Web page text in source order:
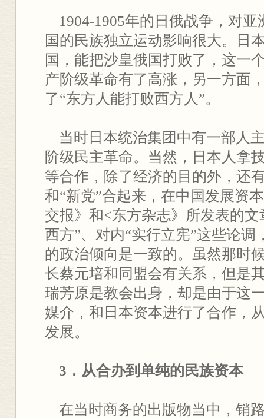
1904-1905年的日俄战争，对亚
国的民族独立运动影响很大。日
国，能把沙皇俄国打败了，这一
产阶级革命有了高涨，另一方面
了“东方人能打败西方人”。
当时日本统治集团中有一部人
阶级民主革命。当然，日本人拿
等合作，除了经济的目的外，还
和“新党”合起来，在中国发展资
交报》和<东方杂志》所发表的
西方”、对内“实行立宪”这些论调
的政治倾向是一致的。虽然那时
长蔡元培和同盟会有关系，但是
瑞芳原是教会出身，却是由于这
媒介，和日本资本进行了合作，
发展。
3．从合办到单纯的民族资本
在当时商务的出版物当中，销